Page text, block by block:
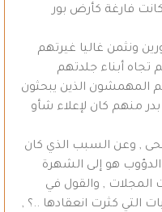
فارغة كأرض بور
ونثمن غاليا غيرتهم
تجاه أبناء جلدتهم
المهمشون الذين يبحثون
منهم كان لإعلاء شأو
, وعن السبب الذي كان
هو إلى الشهرة
, والقول في
التي كثرت انعقادها ..؟ ,